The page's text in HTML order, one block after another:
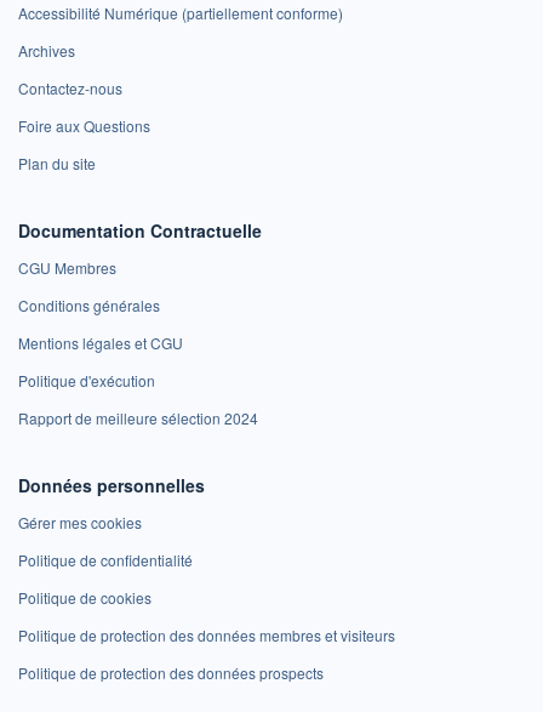
Accessibilité Numérique (partiellement conforme)
Archives
Contactez-nous
Foire aux Questions
Plan du site
Documentation Contractuelle
CGU Membres
Conditions générales
Mentions légales et CGU
Politique d'exécution
Rapport de meilleure sélection 2024
Données personnelles
Gérer mes cookies
Politique de confidentialité
Politique de cookies
Politique de protection des données membres et visiteurs
Politique de protection des données prospects